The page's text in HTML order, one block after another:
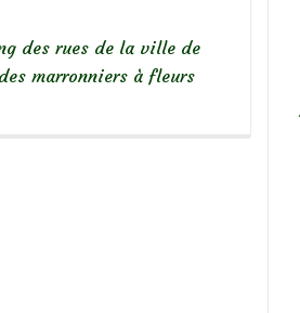
des rues de la ville de
marronniers à fleurs